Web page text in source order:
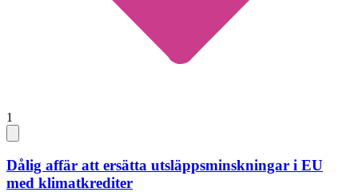
1
Dålig affär att ersätta utsläppsminskningar i EU
med klimatkrediter